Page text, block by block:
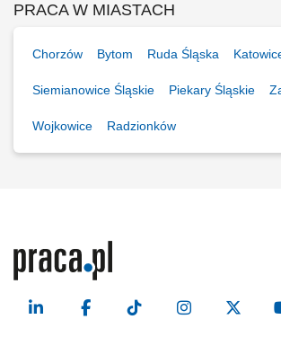
PRACA W MIASTACH
Chorzów Bytom Ruda Śląska
Siemianowice Śląskie Piekary Śląskie
Wojkowice Radzionków